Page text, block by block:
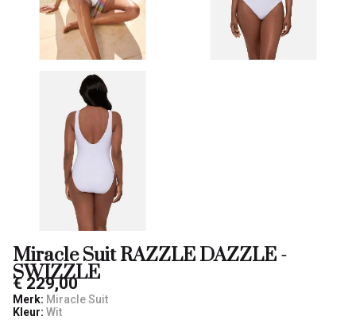
SWIZZLE
Qulotte
Miracle Suit RAZZLE DAZZLE -
SWIZZLE
€ 229,00
Merk: Miracle Suit
Kleur: Wit